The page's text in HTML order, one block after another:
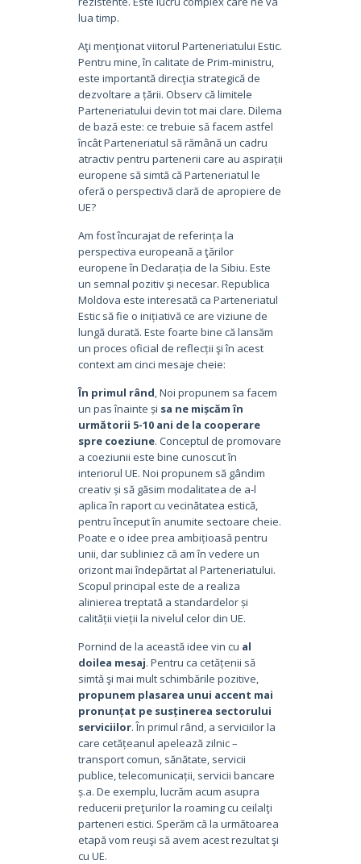
lua timp.
Aţi menţionat viitorul Parteneriatului Estic.
Pentru mine, în calitate de Prim-ministru,
este importantă direcţia strategică de
dezvoltare a țării. Observ că limitele
Parteneriatului devin tot mai clare. Dilema
de bază este: ce trebuie să facem astfel
încât Parteneriatul să rămână un cadru
atractiv pentru partenerii care au aspirații
europene să simtă că Parteneriatul le
oferă o perspectivă clară de apropiere de
UE?
Am fost încurajat de referința la
perspectiva europeană a ţărilor
europene în Declarația de la Sibiu. Este
un semnal pozitiv şi necesar. Republica
Moldova este interesată ca Parteneriatul
Estic să fie o inițiativă ce are viziune de
lungă durată. Este foarte bine că lansăm
un proces oficial de reflecții şi în acest
context am cinci mesaje cheie:
În primul rând, Noi propunem sa facem
un pas înainte și sa ne mișcăm în
următorii 5-10 ani de la cooperare
spre coeziune. Conceptul de promovare
a coeziunii este bine cunoscut în
interiorul UE. Noi propunem să gândim
creativ și să găsim modalitatea de a-l
aplica în raport cu vecinătatea estică,
pentru început în anumite sectoare cheie.
Poate e o idee prea ambițioasă pentru
unii, dar subliniez că am în vedere un
orizont mai îndepărtat al Parteneriatului.
Scopul principal este de a realiza
alinierea treptată a standardelor și
calității vieții la nivelul celor din UE.
Pornind de la această idee vin cu al
doilea mesaj. Pentru ca cetățenii să
simtă şi mai mult schimbările pozitive,
propunem plasarea unui accent mai
pronunțat pe susținerea sectorului
serviciilor. În primul rând, a serviciilor la
care cetățeanul apelează zilnic –
transport comun, sănătate, servicii
publice, telecomunicații, servicii bancare
ș.a. De exemplu, lucrăm acum asupra
reducerii preţurilor la roaming cu ceilalţi
parteneri estici. Sperăm că la următoarea
etapă vom reuşi să avem acest rezultat şi
cu UE.